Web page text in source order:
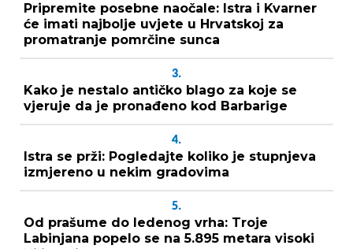
Pripremite posebne naočale: Istra i Kvarner
će imati najbolje uvjete u Hrvatskoj za
promatranje pomrčine sunca
3.
Kako je nestalo antičko blago za koje se
vjeruje da je pronađeno kod Barbarige
4.
Istra se prži: Pogledajte koliko je stupnjeva
izmjereno u nekim gradovima
5.
Od prašume do ledenog vrha: Troje
Labinjana popelo se na 5.895 metara visoki